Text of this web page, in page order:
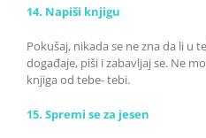
14. Napiši knjigu
Pokušaj, nikada se ne zna da li u
događaje, piši i zabavljaj se. Ne
knjiga od tebe- tebi.
15. Spremi se za jesen